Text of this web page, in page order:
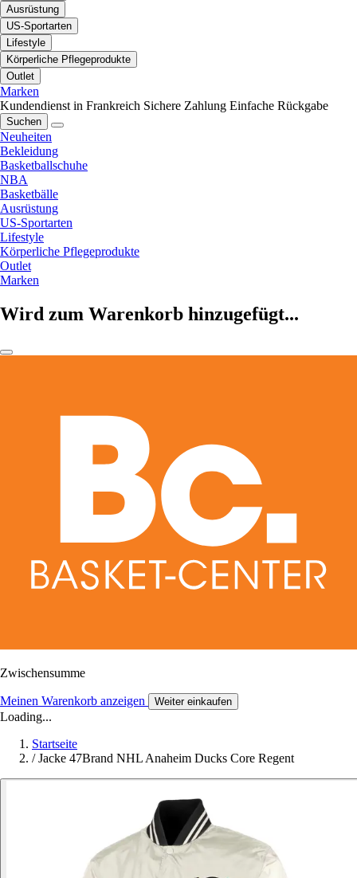
Ausrüstung
US-Sportarten
Lifestyle
Körperliche Pflegeprodukte
Outlet
Marken
Kundendienst in Frankreich Sichere Zahlung Einfache Rückgabe
Suchen
Neuheiten
Bekleidung
Basketballschuhe
NBA
Basketbälle
Ausrüstung
US-Sportarten
Lifestyle
Körperliche Pflegeprodukte
Outlet
Marken
Wird zum Warenkorb hinzugefügt...
Zwischensumme
Meinen Warenkorb anzeigen Weiter einkaufen
Loading...
Startseite
/ Jacke 47Brand NHL Anaheim Ducks Core Regent